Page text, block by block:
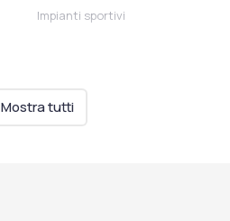
Impianti sportivi
Mostra tutti